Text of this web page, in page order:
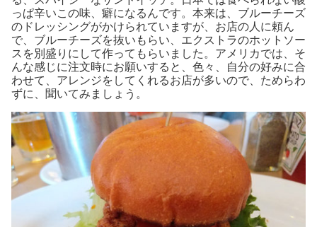
っぱ辛いこの味、癖になるんです。本来は、ブルーチーズ
のドレッシングがかけられていますが、お店の人に頼ん
で、ブルーチーズを抜いもらい、エクストラのホットソー
スを別盛りにして作ってもらいました。アメリカでは、そ
んな感じに注文時にお願いすると、色々、自分の好みに合
わせて、アレンジをしてくれるお店が多いので、ためらわ
ずに、聞いてみましょう。